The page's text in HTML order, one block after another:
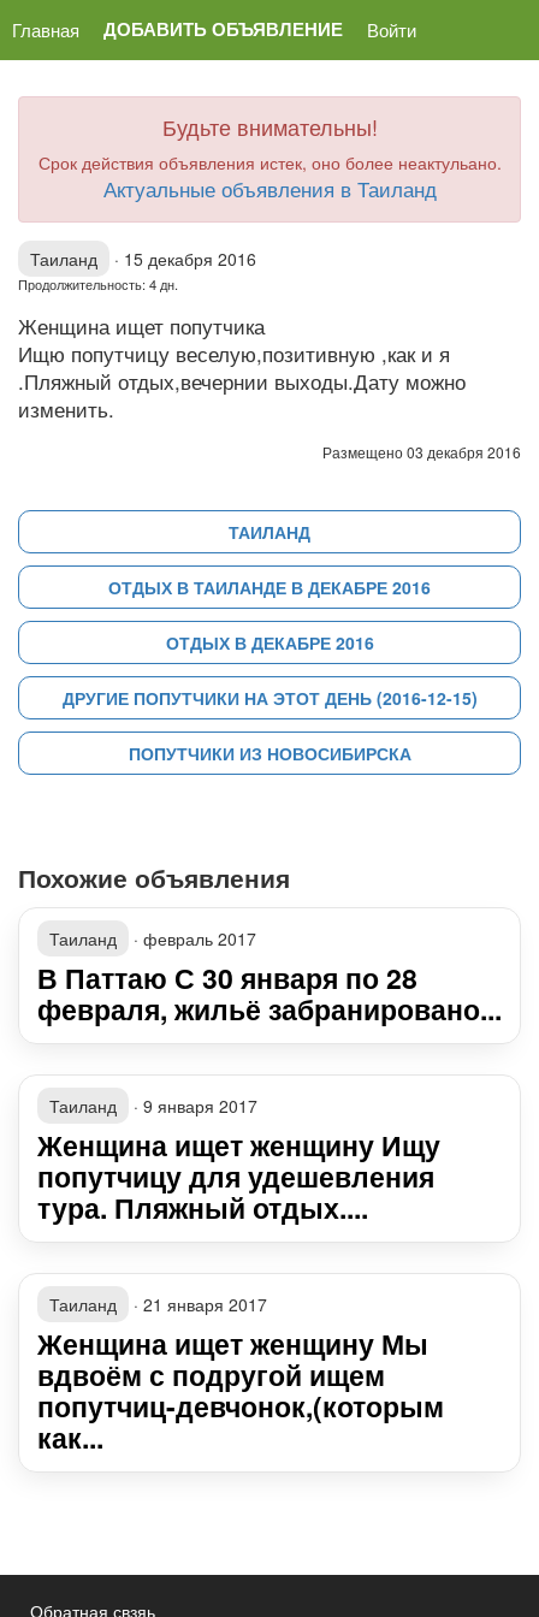
Главная ДОБАВИТЬ ОБЪЯВЛЕНИЕ Войти
Будьте внимательны!
Срок действия объявления истек, оно более неактульано.
Актуальные объявления в Таиланд
Таиланд · 15 декабря 2016
Продолжительность: 4 дн.
Женщина ищет попутчика
Ищю попутчицу веселую,позитивную ,как и я
.Пляжный отдых,вечернии выходы.Дату можно
изменить.
Размещено 03 декабря 2016
ТАИЛАНД
ОТДЫХ В ТАИЛАНДЕ В ДЕКАБРЕ 2016
ОТДЫХ В ДЕКАБРЕ 2016
ДРУГИЕ ПОПУТЧИКИ НА ЭТОТ ДЕНЬ (2016-12-15)
ПОПУТЧИКИ ИЗ НОВОСИБИРСКА
Похожие объявления
Таиланд · февраль 2017
В Паттаю С 30 января по 28
февраля, жильё забранировано...
Таиланд · 9 января 2017
Женщина ищет женщину Ищу
попутчицу для удешевления
тура. Пляжный отдых....
Таиланд · 21 января 2017
Женщина ищет женщину Мы
вдвоём с подругой ищем
попутчиц-девчонок,(которым
как...
Обратная свзяь